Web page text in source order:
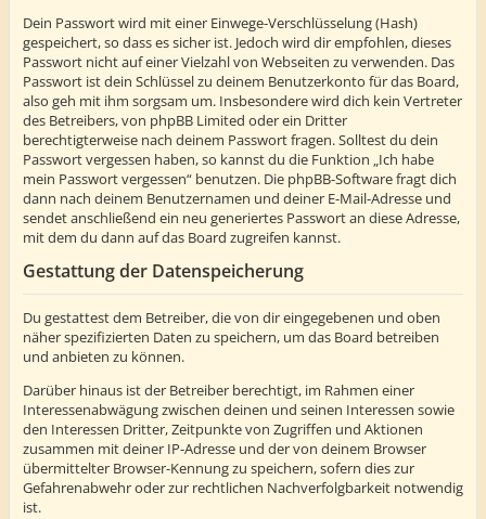
Dein Passwort wird mit einer Einwege-Verschlüsselung (Hash)
gespeichert, so dass es sicher ist. Jedoch wird dir empfohlen, dieses
Passwort nicht auf einer Vielzahl von Webseiten zu verwenden. Das
Passwort ist dein Schlüssel zu deinem Benutzerkonto für das Board,
also geh mit ihm sorgsam um. Insbesondere wird dich kein Vertreter
des Betreibers, von phpBB Limited oder ein Dritter
berechtigterweise nach deinem Passwort fragen. Solltest du dein
Passwort vergessen haben, so kannst du die Funktion „Ich habe
mein Passwort vergessen“ benutzen. Die phpBB-Software fragt dich
dann nach deinem Benutzernamen und deiner E-Mail-Adresse und
sendet anschließend ein neu generiertes Passwort an diese Adresse,
mit dem du dann auf das Board zugreifen kannst.
Gestattung der Datenspeicherung
Du gestattest dem Betreiber, die von dir eingegebenen und oben
näher spezifizierten Daten zu speichern, um das Board betreiben
und anbieten zu können.
Darüber hinaus ist der Betreiber berechtigt, im Rahmen einer
Interessenabwägung zwischen deinen und seinen Interessen sowie
den Interessen Dritter, Zeitpunkte von Zugriffen und Aktionen
zusammen mit deiner IP-Adresse und der von deinem Browser
übermittelter Browser-Kennung zu speichern, sofern dies zur
Gefahrenabwehr oder zur rechtlichen Nachverfolgbarkeit notwendig
ist.